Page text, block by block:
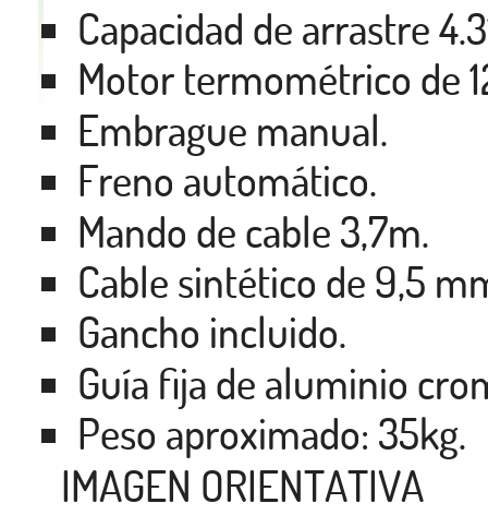
Capacidad de arrastre
Motor termométrico de
Embrague manual.
Freno automático.
Mando de cable 3,7m.
Cable sintético de 9,5
Gancho incluido.
Guía fija de aluminio
Peso aproximado: 35kg.
IMAGEN ORIENTATIVA